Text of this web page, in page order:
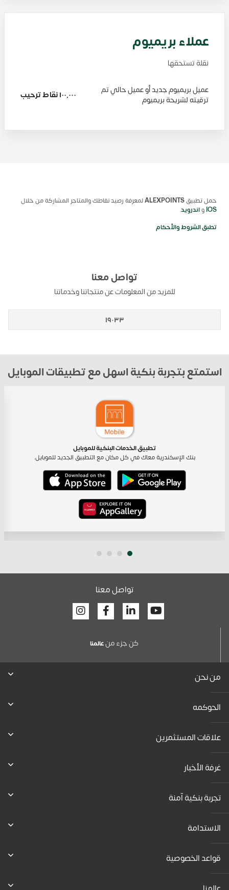
عملاء بريميوم
نقلة تستحقها
عميل بريميوم جديد أو عميل حالي تم
ترقيته لشريحة بريميوم
١٠٠,٠٠٠ نقاط ترحيب
حمل تطبيقALEXPOINTSلمعرفة رصيد نقاطك والمتاجر المشاركة من خلال
IOS واندرويد.
تطبق الشروط والأحكام
تواصل معنا
للمزيد من المعلومات عن منتجاتنا وخدماتنا
١٩٠٣٣
استمتع بتجربة بنكية اسهل مع تطبيقات الموبايل
تطبيق الخدمات البنكية للموبايل
بنك الإسكندرية معاك في كل مكان مع التطبيق الجديد للموبايل.
تواصل معنا
Youtube
Linkedin
Facebook
كن جزء منعالمنا
من نحن
الحوكمه
علاقات المستثمرين
غرفة الأخبار
تجربة بنكية آمنة
الاستدامة
قواعد الخصوصية